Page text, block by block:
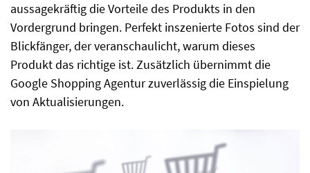
aussagekräftig die Vorteile des Produkts in den
Vordergrund bringen. Perfekt inszenierte Fotos sind der
Blickfänger, der veranschaulicht, warum dieses
Produkt das richtige ist. Zusätzlich übernimmt die
Google Shopping Agentur zuverlässig die Einspielung
von Aktualisierungen.